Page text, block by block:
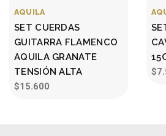
AQUILA
SET CUERDAS
GUITARRA FLAMENCO
AQUILA GRANATE
TENSIÓN ALTA
$15.600